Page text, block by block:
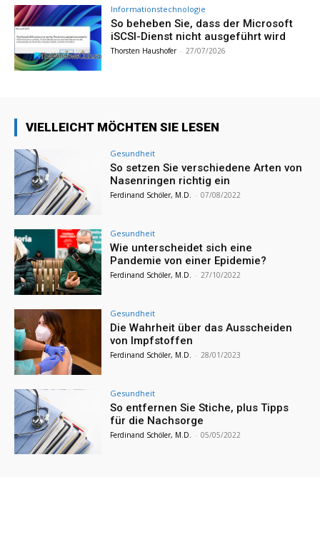
Informationstechnologie
So beheben Sie, dass der Microsoft
iSCSI-Dienst nicht ausgeführt wird
Thorsten Haushofer - 27/07/2026
VIELLEICHT MÖCHTEN SIE LESEN
Gesundheit
So setzen Sie verschiedene Arten von
Nasenringen richtig ein
Ferdinand Schöler, M.D. - 07/08/2022
Gesundheit
Wie unterscheidet sich eine
Pandemie von einer Epidemie?
Ferdinand Schöler, M.D. - 27/10/2022
Gesundheit
Die Wahrheit über das Ausscheiden
von Impfstoffen
Ferdinand Schöler, M.D. - 28/01/2023
Gesundheit
So entfernen Sie Stiche, plus Tipps
für die Nachsorge
Ferdinand Schöler, M.D. - 05/05/2022